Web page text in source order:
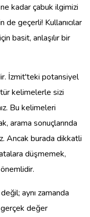
kadar çabuk ilgimizi
geçerli! Kullanıcılar
basit, anlaşılır bir
İzmit'teki potansiyel
kelimelerle sizi
Bu kelimeleri
arama sonuçlarında
Ancak burada dikkatli
düşmemek,
aynı zamanda
gerçek değer